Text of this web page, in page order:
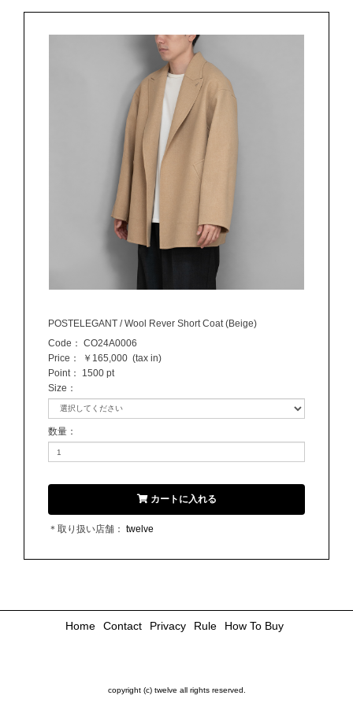
POSTELEGANT / Wool Rever Short Coat (Beige)
Code： CO24A0006
Price：
￥165,000 (tax in)
Point： 1500 pt
Size ：
数量 ：
カートに入れる
＊取り扱い店舗： twelve
Home Contact Privacy Rule How To Buy
copyright (c) twelve all rights reserved.